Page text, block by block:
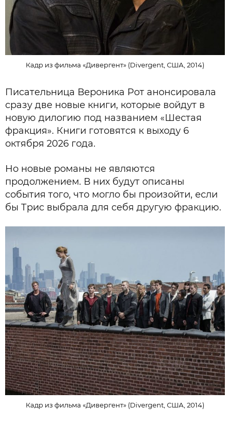
Кадр из фильма «Дивергент» (Divergent, США, 2014)
Писательница Вероника Рот анонсировала
сразу две новые книги, которые войдут в
новую дилогию под названием «Шестая
фракция». Книги готовятся к выходу 6
октября 2026 года.
Но новые романы не являются
продолжением. В них будут описаны
события того, что могло бы произойти, если
бы Трис выбрала для себя другую фракцию.
Кадр из фильма «Дивергент» (Divergent, США, 2014)